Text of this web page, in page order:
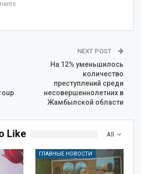
NEXT POST
На 12% уменьшилось
количество
преступлений среди
несовершеннолетних в
Жамбылской области
All
Like
ГЛАВНЫЕ НОВОСТИ